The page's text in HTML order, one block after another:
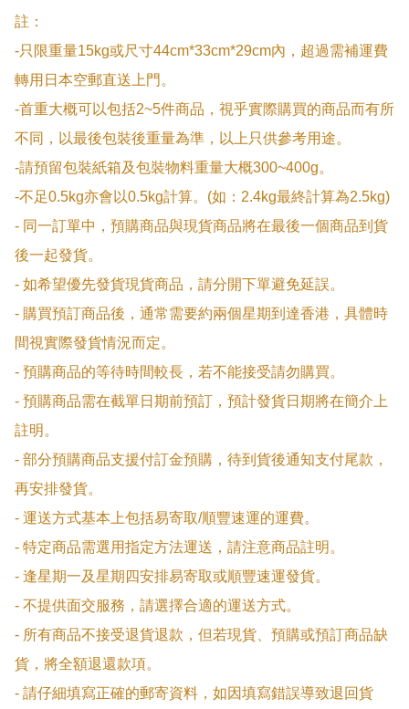
註：
-只限重量15kg或尺寸44cm*33cm*29cm內，超過需補運費
轉用日本空郵直送上門。
-首重大概可以包括2~5件商品，視乎實際購買的商品而有所
不同，以最後包裝後重量為準，以上只供參考用途。
-請預留包裝紙箱及包裝物料重量大概300~400g。
-不足0.5kg亦會以0.5kg計算。(如：2.4kg最終計算為2.5kg)
- 同一訂單中，預購商品與現貨商品將在最後一個商品到貨
後一起發貨。
- 如希望優先發貨現貨商品，請分開下單避免延誤。
- 購買預訂商品後，通常需要約兩個星期到達香港，具體時
間視實際發貨情況而定。
- 預購商品的等待時間較長，若不能接受請勿購買。
- 預購商品需在截單日期前預訂，預計發貨日期將在簡介上
註明。
- 部分預購商品支援付訂金預購，待到貨後通知支付尾款，
再安排發貨。
- 運送方式基本上包括易寄取/順豐速運的運費。
- 特定商品需選用指定方法運送，請注意商品註明。
- 逢星期一及星期四安排易寄取或順豐速運發貨。
- 不提供面交服務，請選擇合適的運送方式。
- 所有商品不接受退貨退款，但若現貨、預購或預訂商品缺
貨，將全額退還款項。
- 請仔細填寫正確的郵寄資料，如因填寫錯誤導致退回貨